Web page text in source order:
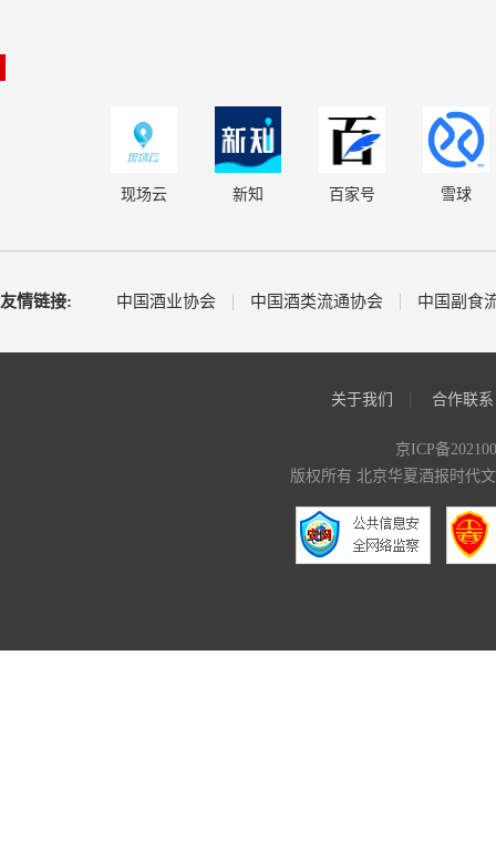
现场云 新知 百家号 雪球
友情链接: 中国酒业协会 中国酒类流通协会 中国副食
关于我们 合作联系
京ICP备
版权所有 北京华夏酒报时代文